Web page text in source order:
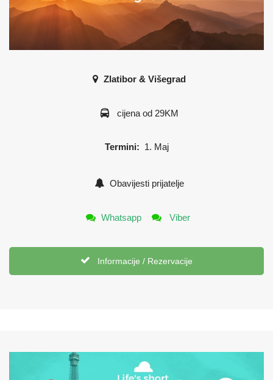
Zlatibor & Višegrad
cijena od 29KM
Termini: 1. Maj
Obavijesti prijatelje
Whatsapp Viber
Informacije / Rezervacije